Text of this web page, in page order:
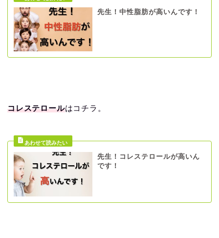
先生！中性脂肪が高いんです！
コレステロールはコチラ。
先生！コレステロールが高いん
です！